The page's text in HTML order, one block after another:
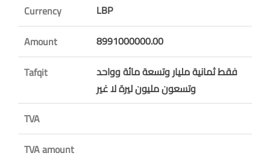
Currency
LBP
Amount
8991000000.00
Tafqit
فقط ثمانية مليار وتسعة مائة وواحد
وتسعون مليون ليرة لا غير
TVA
TVA amount